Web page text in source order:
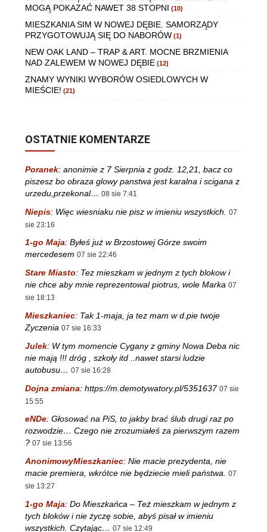
MOGĄ POKAZAĆ NAWET 38 STOPNI (10)
MIESZKANIA SIM W NOWEJ DĘBIE. SAMORZĄDY
PRZYGOTOWUJĄ SIĘ DO NABORÓW (1)
NEW OAK LAND – TRAP & ART. MOCNE BRZMIENIA
NAD ZALEWEM W NOWEJ DĘBIE (12)
ZNAMY WYNIKI WYBORÓW OSIEDLOWYCH W
MIEŚCIE! (21)
OSTATNIE KOMENTARZE
Poranek: anonimie z 7 Sierpnia z godz. 12,21, bacz co
piszesz bo obraza glowy panstwa jest karalna i scigana z
urzedu,przekonal… 08 sie 7:41
Niepis: Więc wiesniaku nie pisz w imieniu wszystkich.
07
sie 23:16
1-go Maja: Byłeś już w Brzostowej Górze swoim
mercedesem 07 sie 22:46
Stare Miasto: Tez mieszkam w jednym z tych blokow i
nie chce aby mnie reprezentowal piotrus, wole Marka 07
sie 18:13
Mieszkaniec: Tak 1-maja, ja tez mam w d.pie twoje
Zyczenia 07 sie 16:33
Julek: W tym momencie Cygany z gminy Nowa Deba nic
nie mają !!! dróg , szkoły itd ..nawet starsi ludzie
autobusu… 07 sie 16:28
Dojna zmiana: https://m.demotywatory.pl/5351637 07 sie
15:55
eNDe: Głosować na PiS, to jakby brać ślub drugi raz po
rozwodzie… Czego nie zrozumiałeś za pierwszym razem
? 07 sie 13:56
AnonimowyMieszkaniec: Nie macie prezydenta, nie
macie premiera, wkrótce nie będziecie mieli państwa.
07
sie 13:27
1-go Maja: Do Mieszkańca – Też mieszkam w jednym z
tych bloków i nie życzę sobie, abyś pisał w imieniu
wszystkich. Czytając… 07 sie 12:49